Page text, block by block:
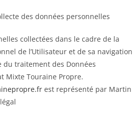
des données personnelles
collectées dans le cadre de la
de l’Utilisateur et de sa navigation
du traitement des Données
Mixte Touraine Propre.
est représenté par Martin